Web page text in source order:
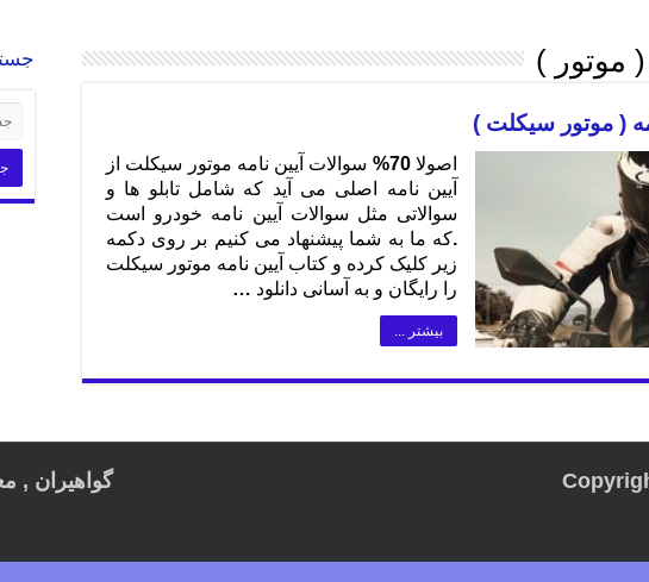
موتور )
( موتور سیکلت )
اصولا 70% سوالات آیین نامه موتور سیکلت از
آیین نامه اصلی می آید که شامل تابلو ها و
سوالاتی مثل سوالات آیین نامه خودرو است
.که ما به شما پیشنهاد می کنیم بر روی دکمه
زیر کلیک کرده و کتاب آیین نامه موتور سیکلت
را رایگان و به آسانی دانلود …
بیشتر ...
گواهیران ,